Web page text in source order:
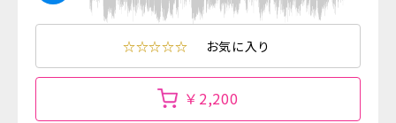
☆☆☆☆☆ お気に入り
￥2,200